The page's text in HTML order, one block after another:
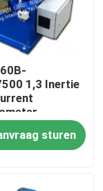
1,3 Inertie
sturen